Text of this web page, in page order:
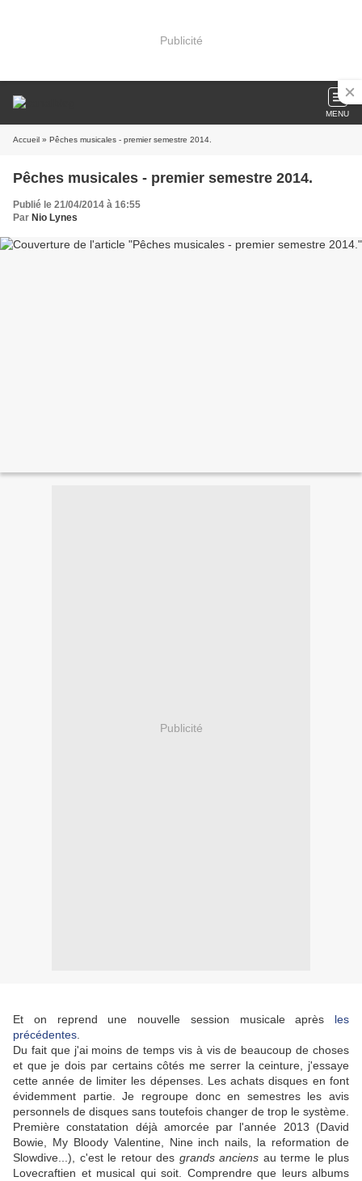
Publicité
MENU
Accueil » Pêches musicales - premier semestre 2014.
Pêches musicales - premier semestre 2014.
Publié le 21/04/2014 à 16:55
Par Nio Lynes
Publicité
Et on reprend une nouvelle session musicale après les
précédentes
Du fait que j'ai moins de temps vis à vis de beaucoup de choses
et que je dois par certains côtés me serrer la ceinture, j'essaye
cette année de limiter les dépenses. Les achats disques en font
évidemment partie. Je regroupe donc en semestres les avis
personnels de disques sans toutefois changer de trop le système.
Première constatation déjà amorcée par l'année 2013 (David
Bowie, My Bloody Valentine, Nine inch nails, la reformation de
Slowdive...), c'est le retour des grands anciens au terme le plus
Lovecraftien et musical qui soit. Comprendre que leurs albums